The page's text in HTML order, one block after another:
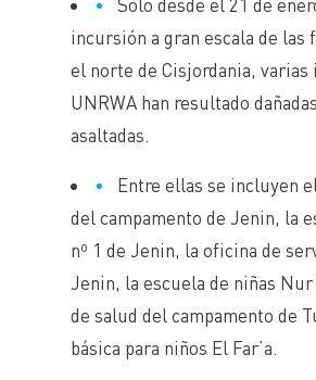
Sólo desde el 21 de
incursión a gran escala de las
el norte de Cisjordania, varias
UNRWA han resultado
asaltadas.
Entre ellas se incluyen
del campamento de Jenin, la
nº 1 de Jenin, la oficina de
Jenin, la escuela de niñas
de salud del campamento de
básica para niños El Far’a.